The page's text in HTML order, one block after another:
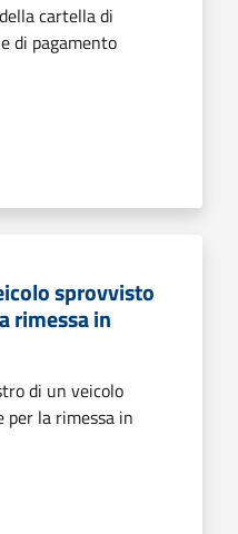
cartella di
di pagamento
sprovvisto
rimessa in
di un veicolo
per la rimessa in